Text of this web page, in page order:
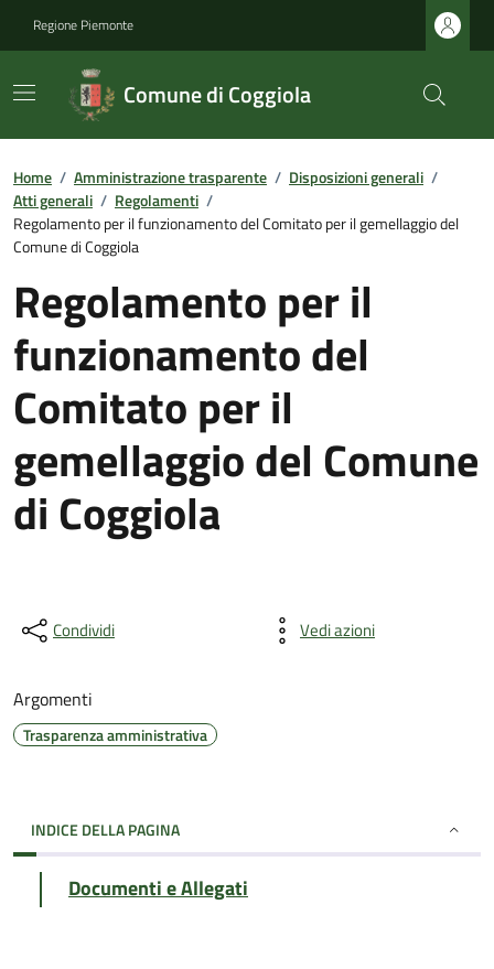
Regione Piemonte
Comune di Coggiola
Home / Amministrazione trasparente / Disposizioni generali /
Atti generali / Regolamenti /
Regolamento per il funzionamento del Comitato per il gemellaggio del
Comune di Coggiola
Regolamento per il
funzionamento del
Comitato per il
gemellaggio del Comune
di Coggiola
Condividi Vedi azioni
Argomenti
Trasparenza amministrativa
INDICE DELLA PAGINA
Documenti e Allegati